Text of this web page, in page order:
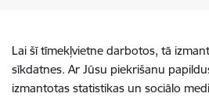
Lai šī tīmekļvietne darbotos, tā
sīkdatnes. Ar Jūsu piekrišanu
izmantotas statistikas un sociālo